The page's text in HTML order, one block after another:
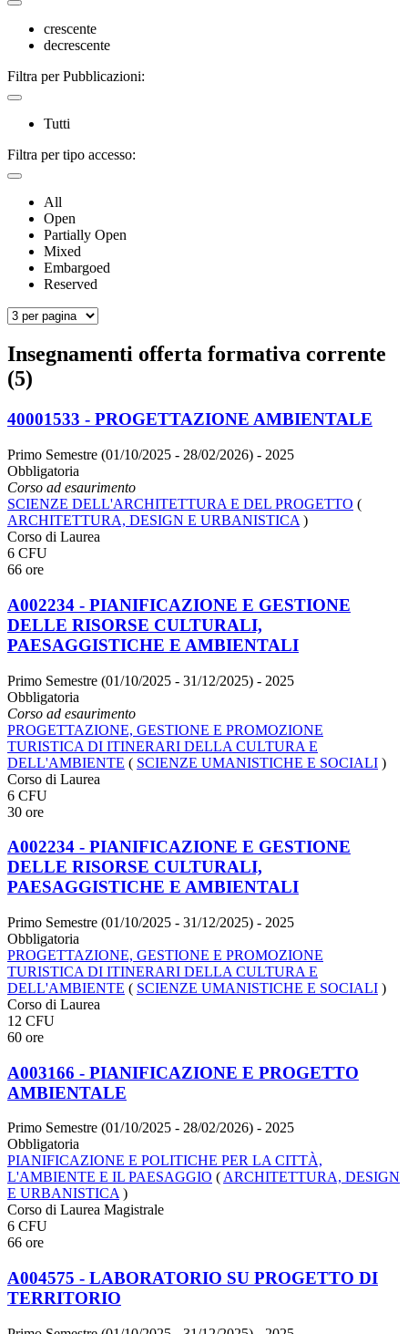
crescente
decrescente
Filtra per Pubblicazioni:
Tutti
Filtra per tipo accesso:
All
Open
Partially Open
Mixed
Embargoed
Reserved
Insegnamenti offerta formativa corrente
(5)
40001533 - PROGETTAZIONE AMBIENTALE
Primo Semestre (01/10/2025 - 28/02/2026) - 2025
Obbligatoria
Corso ad esaurimento
SCIENZE DELL'ARCHITETTURA E DEL PROGETTO (
ARCHITETTURA, DESIGN E URBANISTICA )
Corso di Laurea
6 CFU
66 ore
A002234 - PIANIFICAZIONE E GESTIONE
DELLE RISORSE CULTURALI,
PAESAGGISTICHE E AMBIENTALI
Primo Semestre (01/10/2025 - 31/12/2025) - 2025
Obbligatoria
Corso ad esaurimento
PROGETTAZIONE, GESTIONE E PROMOZIONE
TURISTICA DI ITINERARI DELLA CULTURA E
DELL'AMBIENTE ( SCIENZE UMANISTICHE E SOCIALI )
Corso di Laurea
6 CFU
30 ore
A002234 - PIANIFICAZIONE E GESTIONE
DELLE RISORSE CULTURALI,
PAESAGGISTICHE E AMBIENTALI
Primo Semestre (01/10/2025 - 31/12/2025) - 2025
Obbligatoria
PROGETTAZIONE, GESTIONE E PROMOZIONE
TURISTICA DI ITINERARI DELLA CULTURA E
DELL'AMBIENTE ( SCIENZE UMANISTICHE E SOCIALI )
Corso di Laurea
12 CFU
60 ore
A003166 - PIANIFICAZIONE E PROGETTO
AMBIENTALE
Primo Semestre (01/10/2025 - 28/02/2026) - 2025
Obbligatoria
PIANIFICAZIONE E POLITICHE PER LA CITTÀ,
L'AMBIENTE E IL PAESAGGIO ( ARCHITETTURA, DESIGN
E URBANISTICA )
Corso di Laurea Magistrale
6 CFU
66 ore
A004575 - LABORATORIO SU PROGETTO DI
TERRITORIO